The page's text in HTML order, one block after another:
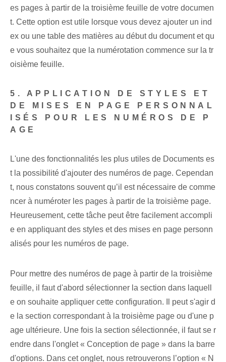
es pages à partir de la troisième feuille de votre documen
t. Cette option est utile lorsque vous devez ajouter un ind
ex ou une table des matières au début du document et qu
e vous souhaitez que la numérotation commence sur la tr
oisième feuille.
5. APPLICATION DE STYLES ET
DE MISES EN PAGE PERSONNAL
ISÉS POUR LES NUMÉROS DE P
AGE
L'une des fonctionnalités les plus utiles de Documents es
t la possibilité d'ajouter des numéros de page. Cependan
t, nous constatons souvent qu’il est nécessaire de comme
ncer à numéroter les pages à partir de la troisième page.
Heureusement, cette tâche peut être facilement accompli
e en appliquant des styles et des mises en page personn
alisés pour les numéros de page.
Pour mettre des numéros de page à partir de la troisième
feuille, il faut d'abord sélectionner la section dans laquell
e on souhaite appliquer cette configuration. Il peut s'agir d
e la section correspondant à la troisième page ou d'une p
age ultérieure. Une fois la section sélectionnée, il faut se r
endre dans l'onglet « Conception de page » dans la barre
d'options. Dans cet onglet, nous retrouverons l’option « N